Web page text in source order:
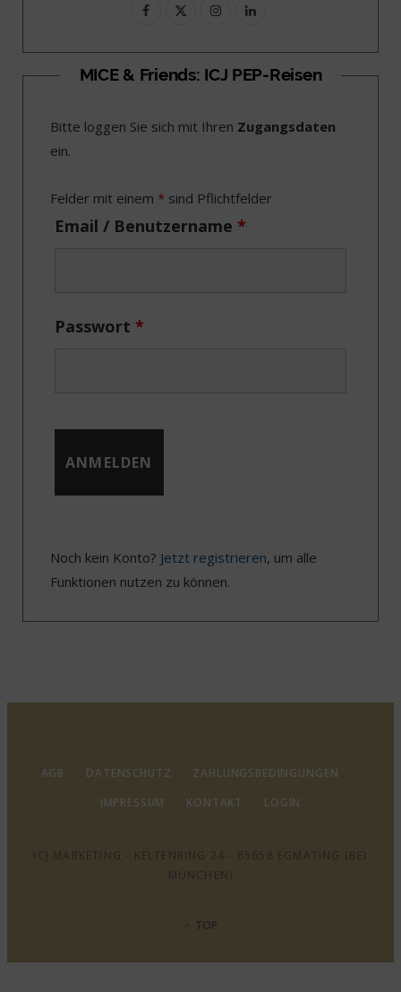
F
c
b
o
k
T
i
t
e
I
s
a
r
a
L
n
e
I
MICE & Friends: ICJ PEP-Reisen
Bitte loggen Sie sich mit Ihren Zugangsdaten
ein.
Felder mit einem * sind Pflichtfelder
Email / Benutzername *
Passwort *
Noch kein Konto? Jetzt registrieren, um alle
Funktionen nutzen zu können.
AGB DATENSCHUTZ
ZAHLUNGSBEDINGUNGEN
IMPRESSUM
KONTAKT LOGIN
ICJ MARKETING - KELTENRING 24 - 85658 EGMATING (BEI
MÜNCHEN)
TOP